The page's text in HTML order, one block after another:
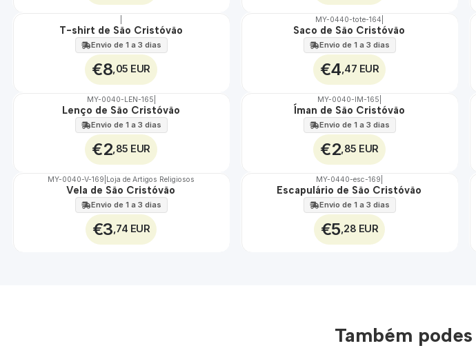
T-shirt de São Cristóvão
Envio de 1 a 3 dias
€8 ,05 EUR
MY-0440-tote-164
Saco de São Cristóvão
Envio de 1 a 3 dias
€4 ,47 EUR
MY-0040-LEN-165
Lenço de São Cristóvão
Envio de 1 a 3 dias
€2 ,85 EUR
MY-0040-IM-165
Íman de São Cristóvão
Envio de 1 a 3 dias
€2 ,85 EUR
MY-0040-V-169 Loja de Artigos Religiosos
Vela de São Cristóvão
Envio de 1 a 3 dias
€3 ,74 EUR
MY-0440-esc-169
Escapulário de São Cristóvão
Envio de 1 a 3 dias
€5 ,28 EUR
Também